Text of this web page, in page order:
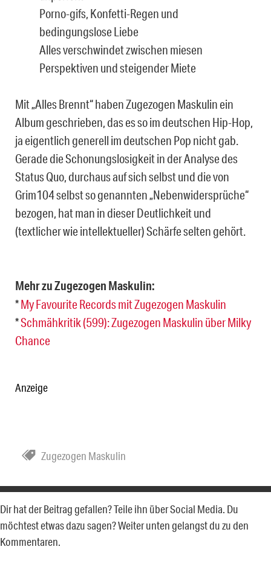
Porno-gifs, Konfetti-Regen und
bedingungslose Liebe
Alles verschwindet zwischen miesen
Perspektiven und steigender Miete
Mit „Alles Brennt“ haben Zugezogen Maskulin ein
Album geschrieben, das es so im deutschen Hip-Hop,
ja eigentlich generell im deutschen Pop nicht gab.
Gerade die Schonungslosigkeit in der Analyse des
Status Quo, durchaus auf sich selbst und die von
Grim104 selbst so genannten „Nebenwidersprüche“
bezogen, hat man in dieser Deutlichkeit und
(textlicher wie intellektueller) Schärfe selten gehört.
Mehr zu Zugezogen Maskulin:
*My Favourite Records mit Zugezogen Maskulin
*Schmähkritik (599): Zugezogen Maskulin über Milky
Chance
Anzeige
Zugezogen Maskulin
Dir hat der Beitrag gefallen? Teile ihn über Social Media. Du
möchtest etwas dazu sagen? Weiter unten gelangst du zu den
Kommentaren.